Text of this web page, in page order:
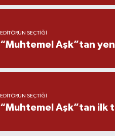
EDITÖRÜN SEÇTIĞI
“Muhtemel Aşk”tan
EDITÖRÜN SEÇTIĞI
“Muhtemel Aşk”tan ilk